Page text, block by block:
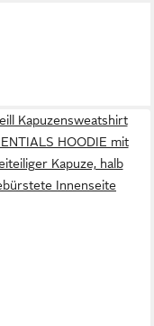
Kapuzensweatshirt
HOODIE mit
Kapuze, halb
Innenseite